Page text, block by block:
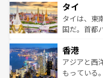
リティに包
覧を参照し
急速な発展
ーチミン市
醸し出して
とつ。フォ
ひ現地で味
が旅行者を
タイ
タイは、東
国だ。首都
の活気が交
帯で自然と
いビーチで
香港
アジアと西
もっている